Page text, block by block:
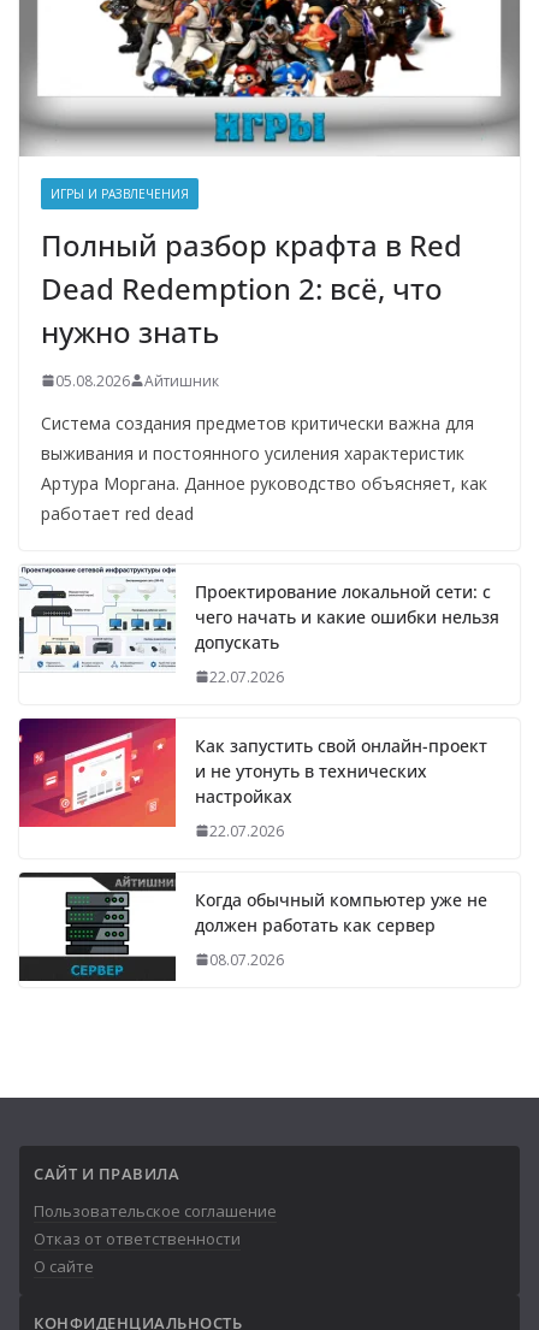
ИГРЫ И РАЗВЛЕЧЕНИЯ
Полный разбор крафта в Red
Dead Redemption 2: всё, что
нужно знать
05.08.2026 Айтишник
Система создания предметов критически важна для
выживания и постоянного усиления характеристик
Артура Моргана. Данное руководство объясняет, как
работает red dead
Проектирование локальной сети: с
чего начать и какие ошибки нельзя
допускать
22.07.2026
Как запустить свой онлайн-проект
и не утонуть в технических
настройках
22.07.2026
Когда обычный компьютер уже не
должен работать как сервер
08.07.2026
САЙТ И ПРАВИЛА
Пользовательское соглашение
Отказ от ответственности
О сайте
КОНФИДЕНЦИАЛЬНОСТЬ